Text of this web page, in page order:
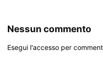
Nessun commento
Esegui l'accesso per